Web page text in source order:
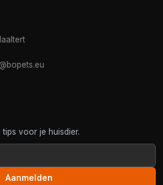
voor je huisdier.
Aanmelden